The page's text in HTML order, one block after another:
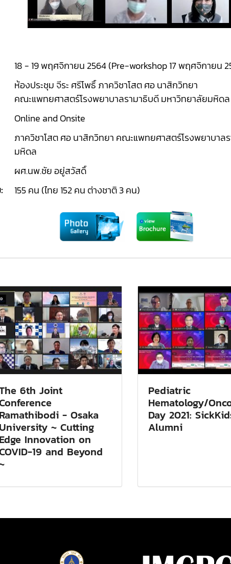
18 - 19 พฤศจิกายน 2564 (Pre-workshop 17 พฤศจิกายน
ห้องประชุม จีระ ศรีโพธิ์ ภาควิชาโสต ศอ นาสิกวิทยา
คณะแพทยศาสตร์โรงพยาบาลรามาธิบดี มหาวิทยาลัยมหิดล
Online and Onsite
ภาควิชาโสต ศอ นาสิกวิทยา คณะแพทยศาสตร์โรงพยาบาล
มหิดล
ผศ.นพ.ชัย อยู่สวัสดิ์
155 คน (ไทย 152 คน ต่างชาติ 3 คน)
6th Joint
Ramathibodi - Osaka
University ~ Cutting
Edge Innovation on
19 and Beyond
Pediatric
Hematology/
Day 2021:
Alumni